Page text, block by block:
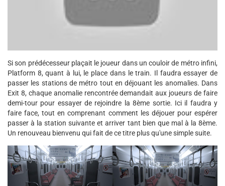
Si son prédécesseur plaçait le joueur dans un couloir de métro infini,
Platform 8, quant à lui, le place dans le train. Il faudra essayer de
passer les stations de métro tout en déjouant les anomalies. Dans
Exit 8, chaque anomalie rencontrée demandait aux joueurs de faire
demi-tour pour essayer de rejoindre la 8ème sortie. Ici il faudra y
faire face, tout en comprenant comment les déjouer pour espérer
passer à la station suivante et arriver tant bien que mal à la 8ème.
Un renouveau bienvenu qui fait de ce titre plus qu'une simple suite.